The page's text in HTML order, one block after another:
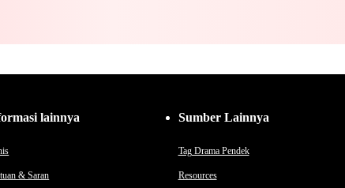
lainnya
& Saran
Sumber Lainnya
Tag Drama Pendek
Resources